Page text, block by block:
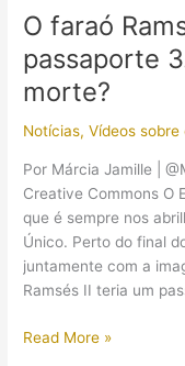
Tutankhamon
são
encontrados
O faraó
passaporte
morte?
Notícias,Vídeos sobre
Por Márcia Jamille |
Creative Commons O
que é sempre nos
Único. Perto do final
juntamente com a
Ramsés II teria um
O
Read More »